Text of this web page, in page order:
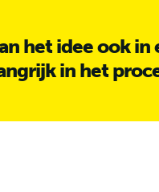
het idee ook in
in het